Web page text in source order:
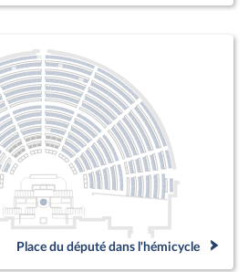
Place du député dans l'hémicycle